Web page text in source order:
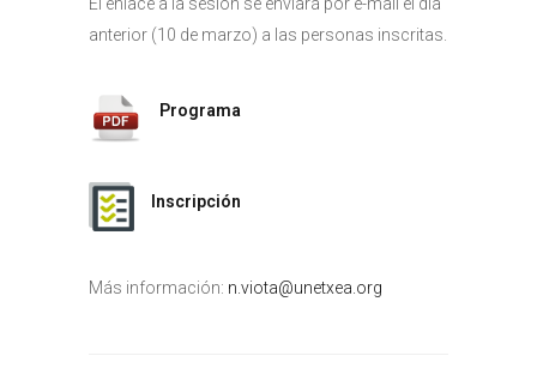
El enlace a la sesión se enviará por e-mail el día
anterior (10 de marzo) a las personas inscritas.
Programa
Inscripción
Más información: n.viota@unetxea.org